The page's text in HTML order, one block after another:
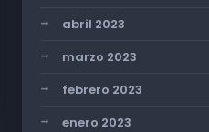
abril 2023
marzo 2023
febrero 2023
enero 2023